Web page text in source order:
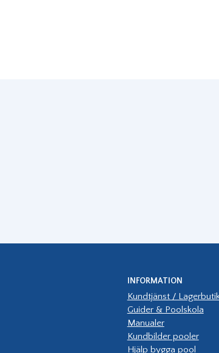
INFORMATION
Kundtjänst /
Guider & Poolskola
Manualer
Kundbilder pooler
Hjälp bygga pool